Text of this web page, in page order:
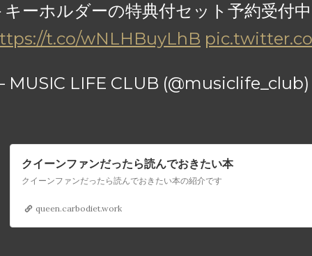
キーホルダーの特典付セット予約受付
t.co/wNLHBuyLhB
LIFE CLUB
クイーンファンだったら読んでおきたい本
クイーンファンだったら読んでおきたい本の紹介です
queen.carbodiet.work